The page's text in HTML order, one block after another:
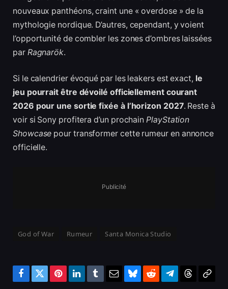
nouveaux panthéons, craint une « overdose » de la
mythologie nordique. D’autres, cependant, y voient
l’opportunité de combler les zones d’ombres laissées
par Ragnarök.
Si le calendrier évoqué par les leakers est exact, le
jeu pourrait être dévoilé officiellement courant
2026 pour une sortie fixée à l’horizon 2027. Reste à
voir si Sony profitera d’un prochainPlayStation
Showcase pour transformer cette rumeur en annonce
officielle.
Publicité
God of War Rumeur Santa Monica Studio
Facebook
TwitterPinterestLinkedInTumblrEmailBlueskyRedditTelegramThreadsCopy